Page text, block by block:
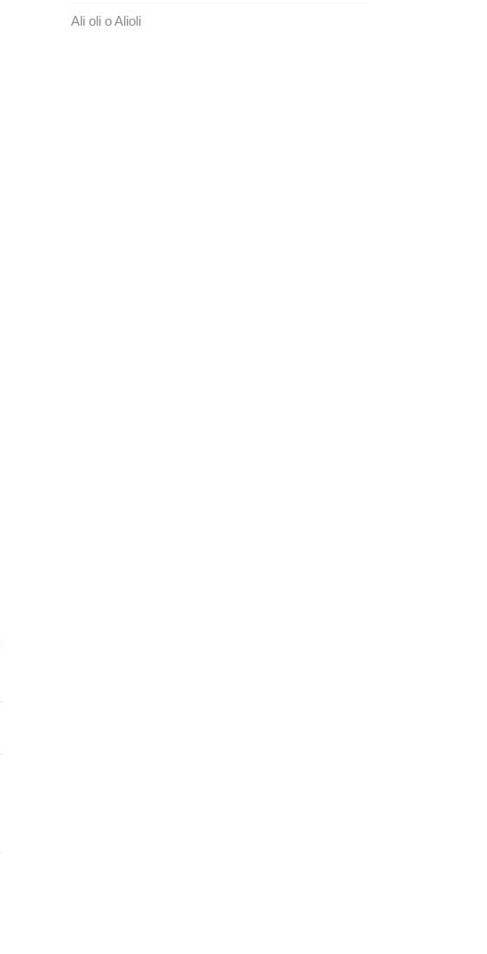
Ali oli o Alioli